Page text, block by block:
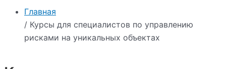
Главная
/ Курсы для специалистов по управлению
рисками на уникальных объектах